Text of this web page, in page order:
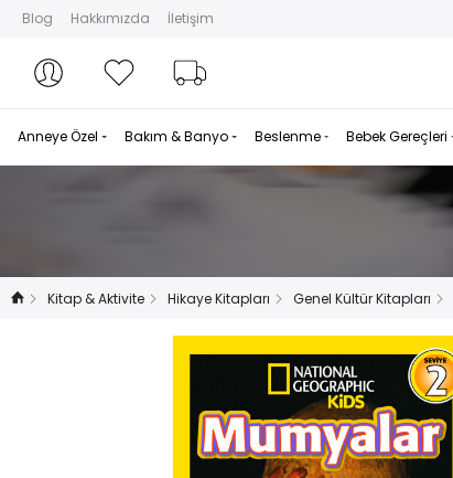
Blog Hakkımızda İletişim
Hesabım
Hesabım Favorilerim
Anneye Özel Bakım & Banyo Beslenme Bebek Gereçleri
Kitap & Aktivite Hikaye Kitapları Genel Kültür Kitapları